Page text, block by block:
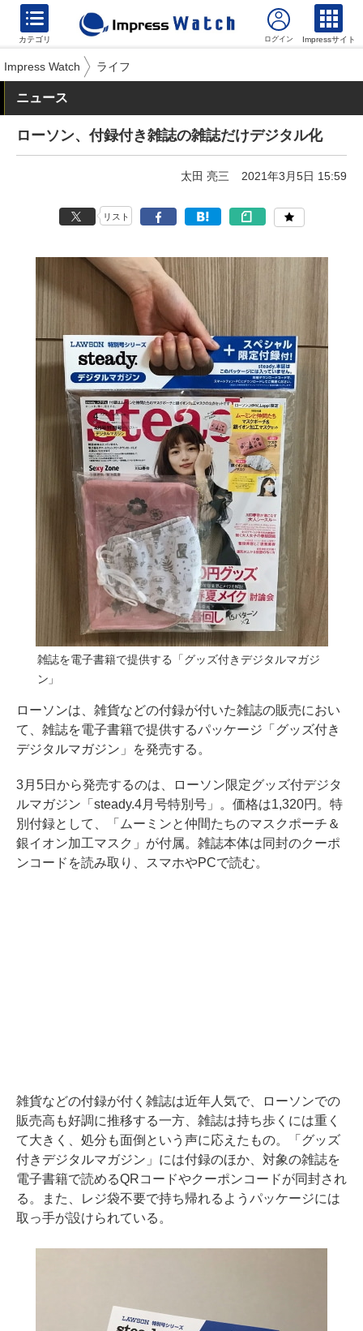
カテゴリ Impressサイト
Impress Watch ライフ
ニュース
ローソン、付録付き雑誌の雑誌だけデジタル化
太田 亮三 2021年3月5日 15:59
リスト
雑誌を電子書籍で提供する「グッズ付きデジタルマガジ
ン」
ローソンは、雑貨などの付録が付いた雑誌の販売におい
て、雑誌を電子書籍で提供するパッケージ「グッズ付き
デジタルマガジン」を発売する。
3月5日から発売するのは、ローソン限定グッズ付デジタ
ルマガジン「steady.4月号特別号」。価格は1,320円。特
別付録として、「ムーミンと仲間たちのマスクポーチ＆
銀イオン加工マスク」が付属。雑誌本体は同封のクーポ
ンコードを読み取り、スマホやPCで読む。
雑貨などの付録が付く雑誌は近年人気で、ローソンでの
販売高も好調に推移する一方、雑誌は持ち歩くには重く
て大きく、処分も面倒という声に応えたもの。「グッズ
付きデジタルマガジン」には付録のほか、対象の雑誌を
電子書籍で読めるQRコードやクーポンコードが同封され
る。また、レジ袋不要で持ち帰れるようパッケージには
取っ手が設けられている。